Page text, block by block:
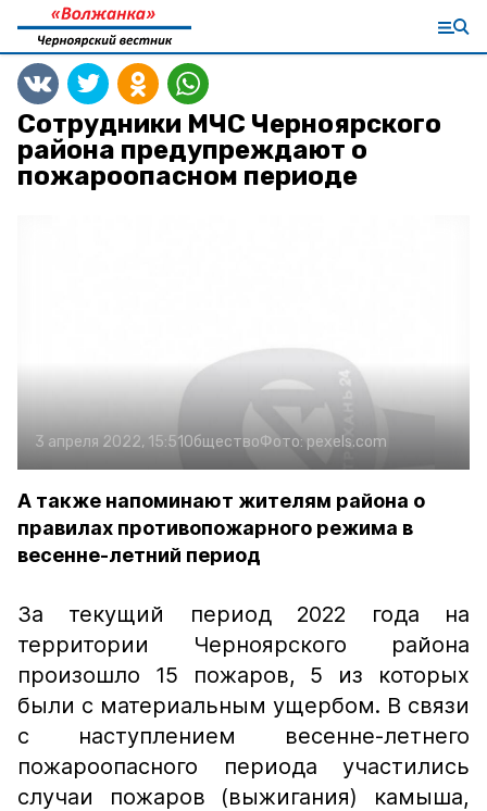
Сотрудники МЧС Черноярского
района предупреждают о
пожароопасном периоде
3 апреля 2022, 15:51ОбществоФото:pexels.com
А также напоминают жителям района о
правилах противопожарного режима в
весенне-летний период
За текущий период 2022 года на
территории Черноярского района
произошло 15 пожаров, 5 из которых
были с материальным ущербом. В связи
с наступлением весенне-летнего
пожароопасного периода участились
случаи пожаров (выжигания) камыша,